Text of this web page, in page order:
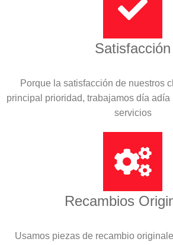
Satisfacción
Porque la satisfacción de nuestros
principal prioridad, trabajamos día adía
servicios
Recambios
Usamos piezas de recambio